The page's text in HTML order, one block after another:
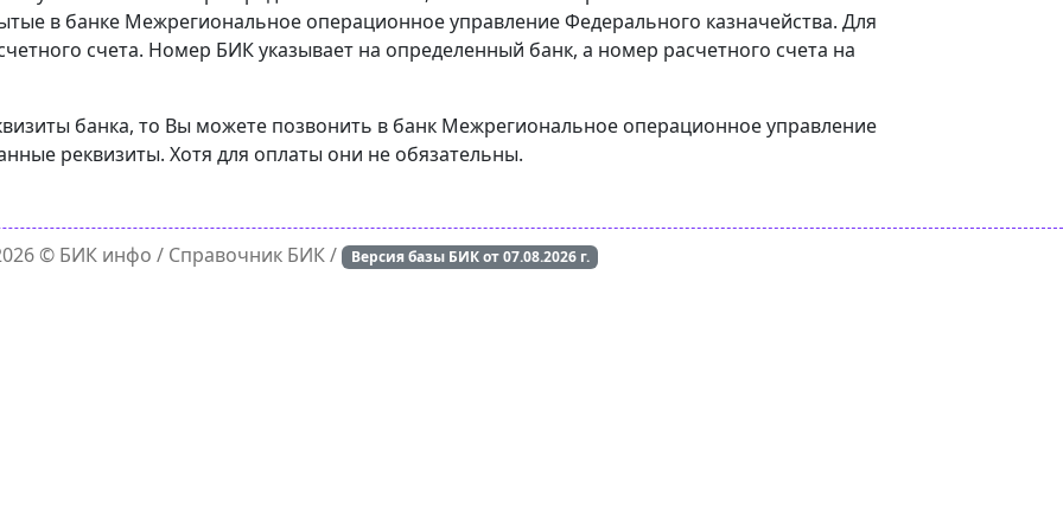
в банке Межрегиональное операционное управление Федерального казначейства. Для
счета. Номер БИК указывает на определенный банк, а номер расчетного счета на
банка, то Вы можете позвонить в банк Межрегиональное операционное управление
реквизиты. Хотя для оплаты они не обязательны.
© БИК инфо / Справочник БИК / Версия базы БИК от07.08.2026г.